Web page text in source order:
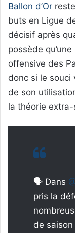
Ballon d’Or
buts en Ligue
décisif après
possède
offensive des
donc si le souci
de son
la théorie
🗣 Dans
pris la
de saison